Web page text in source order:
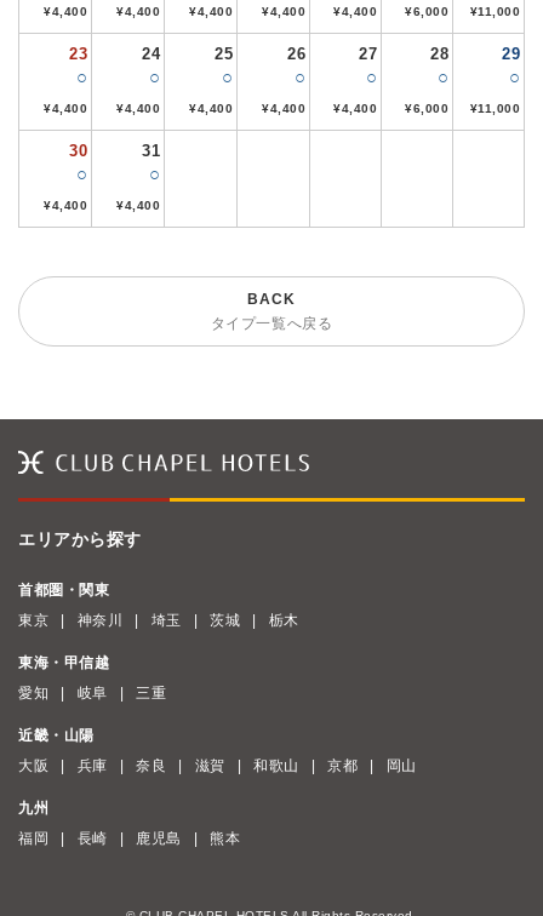
¥4,400 ¥4,400 ¥4,400 ¥4,400 ¥4,400 ¥6,000 ¥11,000
23
○
¥4,400
24
○
¥4,400
25
○
¥4,400
26
○
¥4,400
27
○
¥4,400
28
○
¥6,000
29
○
¥11,000
30
○
¥4,400
31
○
¥4,400
タイプ一覧へ戻る
エリアから探す
首都圏・関東
東京
神奈川 埼玉 茨城 栃木
東海・甲信越
愛知
岐阜 三重
近畿・山陽
大阪
兵庫 奈良 滋賀 和歌山 京都 岡山
九州
福岡
長崎 鹿児島 熊本